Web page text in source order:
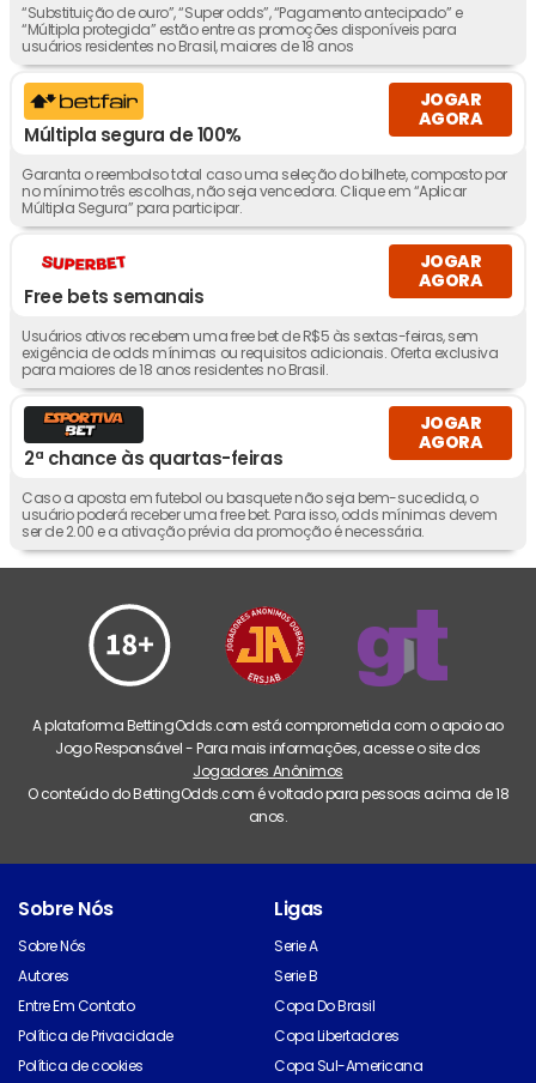
“Substituição de ouro”, “Super odds”, “Pagamento antecipado” e
“Múltipla protegida” estão entre as promoções disponíveis para
usuários residentes no Brasil, maiores de 18 anos
Múltipla segura de 100%
JOGAR
AGORA
Garanta o reembolso total caso uma seleção do bilhete, composto por
no mínimo três escolhas, não seja vencedora. Clique em “Aplicar
Múltipla Segura” para participar.
Free bets semanais
JOGAR
AGORA
Usuários ativos recebem uma free bet de R$5 às sextas-feiras, sem
exigência de odds mínimas ou requisitos adicionais. Oferta exclusiva
para maiores de 18 anos residentes no Brasil.
2ª chance às quartas-feiras
JOGAR
AGORA
Caso a aposta em futebol ou basquete não seja bem-sucedida, o
usuário poderá receber uma free bet. Para isso, odds mínimas devem
ser de 2.00 e a ativação prévia da promoção é necessária.
A plataforma BettingOdds.com está comprometida com o apoio ao
Jogo Responsável - Para mais informações, acesse o site dos
Jogadores Anônimos
O conteúdo do BettingOdds.com é voltado para pessoas acima de 18
anos.
Sobre Nós
Sobre Nós
Autores
Entre Em Contato
Política de Privacidade
Política de cookies
Ligas
Serie A
Serie B
Copa Do Brasil
Copa Libertadores
Copa Sul-Americana